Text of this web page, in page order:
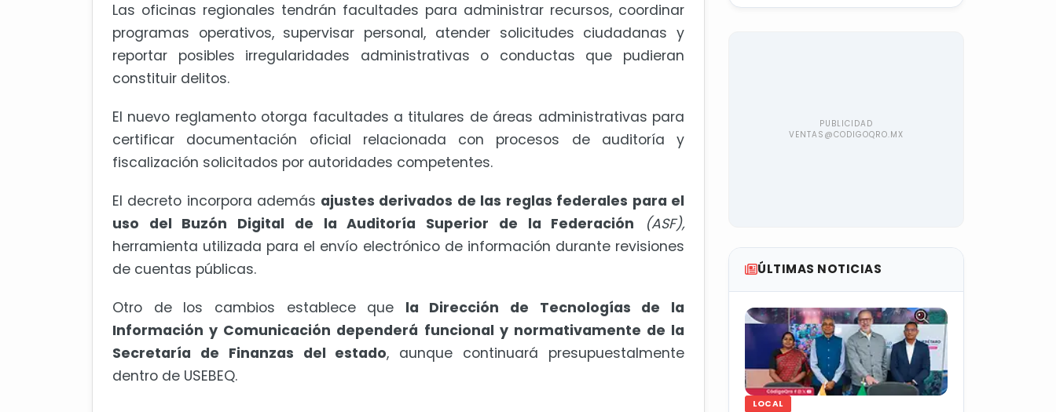
Las oficinas regionales tendrán facultades para administrar recursos, coordinar
programas operativos, supervisar personal, atender solicitudes ciudadanas y
reportar posibles irregularidades administrativas o conductas que pudieran
constituir delitos.
El nuevo reglamento otorga facultades a titulares de áreas administrativas para
certificar documentación oficial relacionada con procesos de auditoría y
fiscalización solicitados por autoridades competentes.
El decreto incorpora además ajustes derivados de las reglas federales para el
uso del Buzón Digital de la Auditoría Superior de la Federación (ASF),
herramienta utilizada para el envío electrónico de información durante revisiones
de cuentas públicas.
Otro de los cambios establece que la Dirección de Tecnologías de la
Información y Comunicación dependerá funcional y normativamente de la
Secretaría de Finanzas del estado, aunque continuará presupuestalmente
dentro de USEBEQ.
ÚLTIMAS NOTICIAS
LOCAL